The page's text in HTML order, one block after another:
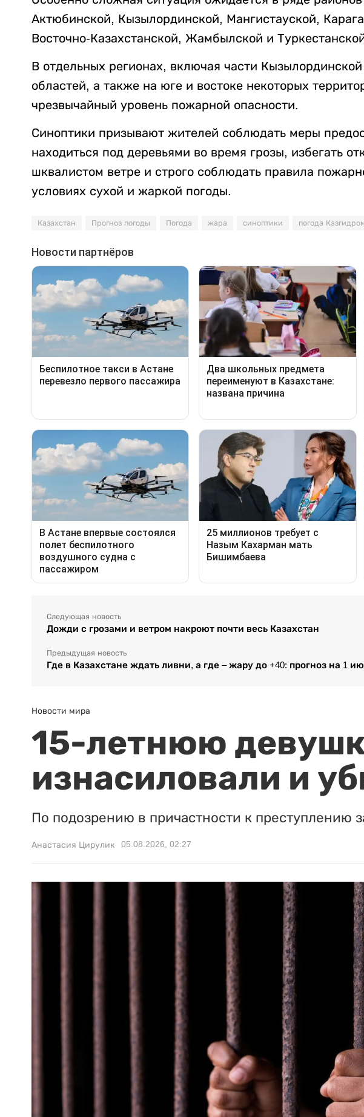
Актюбинской, Кызылординской, Мангистауской,
Восточно-Казахстанской, Жамбылской и
В отдельных регионах, включая части
областей, а также на юге и востоке некоторых
чрезвычайный уровень пожарной опасности.
Синоптики призывают жителей соблюдать меры
находиться под деревьями во время грозы, избегать
шквалистом ветре и строго соблюдать правила
условиях сухой и жаркой погоды.
Казахстан Прогноз погоды Погода жара синоптики погода
Следующая новость
Дожди с грозами и ветром накроют почти весь Казахстан
Предыдущая новость
Где в Казахстане ждать ливни, а где – жару до +40: прогноз на 1
Новости мира
15-летнюю
изнасиловали и
По подозрению в причастности к преступлению
Анастасия Цирулик 05.08.2026, 02:27